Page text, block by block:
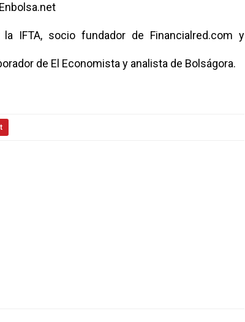
socio fundador de Financialred.com y
de El Economista y analista de Bolságora.